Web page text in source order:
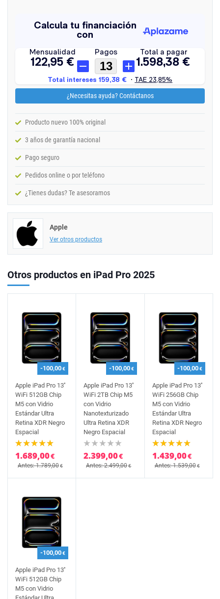
¿Necesitas ayuda? Contáctanos
Producto nuevo 100% original
3 años de garantía nacional
Pago seguro
Pedidos online o por teléfono
¿Tienes dudas? Te asesoramos
Apple
Ver otros productos
Otros productos en iPad Pro 2025
-100,00€
Apple iPad Pro 13''
WiFi 512GB Chip
M5 con Vidrio
Estándar Ultra
Retina XDR Negro
Espacial
1.689,00€
Antes: 1.789,00€
-100,00€
Apple iPad Pro 13''
WiFi 2TB Chip M5
con Vidrio
Nanotexturizado
Ultra Retina XDR
Negro Espacial
2.399,00€
Antes: 2.499,00€
-100,00€
Apple iPad Pro 13''
WiFi 256GB Chip
M5 con Vidrio
Estándar Ultra
Retina XDR Negro
Espacial
1.439,00€
Antes: 1.539,00€
-100,00€
Apple iPad Pro 13''
WiFi 512GB Chip
M5 con Vidrio